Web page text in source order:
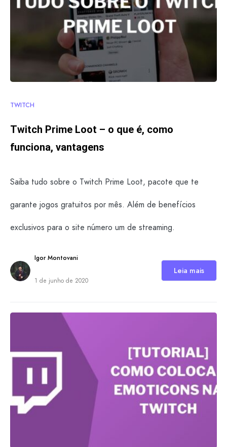
TWITCH
Twitch Prime Loot – o que é, como
funciona, vantagens
Saiba tudo sobre o Twitch Prime Loot, pacote que te
garante jogos gratuitos por mês. Além de benefícios
exclusivos para o site número um de streaming.
Igor Montovani
1 de junho de 2020
Leia mais